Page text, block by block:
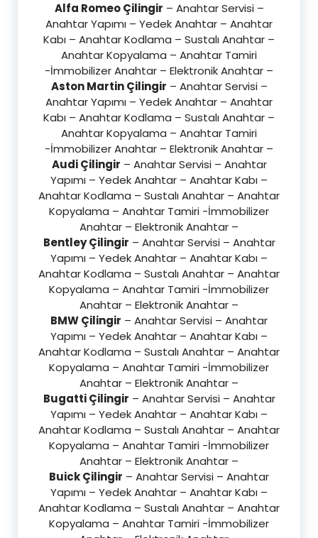
Alfa Romeo Çilingir – Anahtar Servisi –
Anahtar Yapımı – Yedek Anahtar – Anahtar
Kabı – Anahtar Kodlama – Sustalı Anahtar –
Anahtar Kopyalama – Anahtar Tamiri
-İmmobilizer Anahtar – Elektronik Anahtar –
Aston Martin Çilingir – Anahtar Servisi –
Anahtar Yapımı – Yedek Anahtar – Anahtar
Kabı – Anahtar Kodlama – Sustalı Anahtar –
Anahtar Kopyalama – Anahtar Tamiri
-İmmobilizer Anahtar – Elektronik Anahtar –
Audi Çilingir – Anahtar Servisi – Anahtar
Yapımı – Yedek Anahtar – Anahtar Kabı –
Anahtar Kodlama – Sustalı Anahtar – Anahtar
Kopyalama – Anahtar Tamiri -İmmobilizer
Anahtar – Elektronik Anahtar –
Bentley Çilingir – Anahtar Servisi – Anahtar
Yapımı – Yedek Anahtar – Anahtar Kabı –
Anahtar Kodlama – Sustalı Anahtar – Anahtar
Kopyalama – Anahtar Tamiri -İmmobilizer
Anahtar – Elektronik Anahtar –
BMW Çilingir – Anahtar Servisi – Anahtar
Yapımı – Yedek Anahtar – Anahtar Kabı –
Anahtar Kodlama – Sustalı Anahtar – Anahtar
Kopyalama – Anahtar Tamiri -İmmobilizer
Anahtar – Elektronik Anahtar –
Bugatti Çilingir – Anahtar Servisi – Anahtar
Yapımı – Yedek Anahtar – Anahtar Kabı –
Anahtar Kodlama – Sustalı Anahtar – Anahtar
Kopyalama – Anahtar Tamiri -İmmobilizer
Anahtar – Elektronik Anahtar –
Buick Çilingir – Anahtar Servisi – Anahtar
Yapımı – Yedek Anahtar – Anahtar Kabı –
Anahtar Kodlama – Sustalı Anahtar – Anahtar
Kopyalama – Anahtar Tamiri -İmmobilizer